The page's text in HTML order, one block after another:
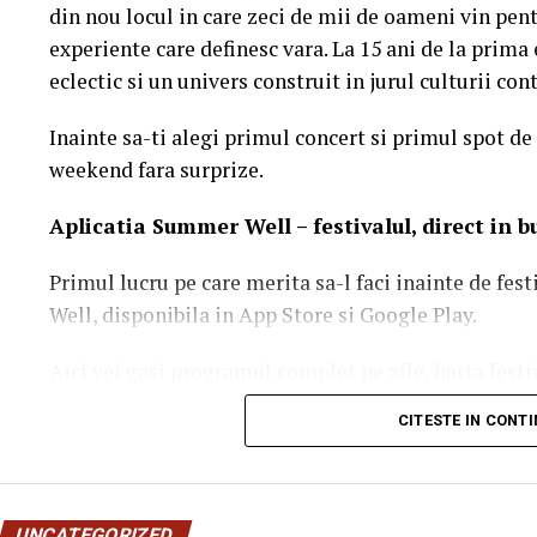
Verificarea conformității:Înainte de livrare,
integritatea ambalajelor și valabilitatea optimă a
Logistica termică:
Transportul către centrele de
realizează cu vehicule adaptate, capabile să
care frecventează cursurile, recompensând
2. Impactul psihosocial: Cum
procesul de învățare
capacității de concentrare și motivării
satisfacerea cerințelor fiziologice și de siguranță,
tehnice complexe devine mult mai dificil.
din nou locul in care zeci de mii de oameni vin
experiente care definesc vara. La 15 ani de la
eclectic si un univers construit in jurul culturii
Inainte sa-ti alegi primul concert si primul spot
weekend fara surprize.
Aplicatia Summer Well – festivalul, direct in
Primul lucru pe care merita sa-l faci inainte de
Well, disponibila in App Store si Google Play.
activitatile de entertainment, informatiile utile si
CITESTE IN